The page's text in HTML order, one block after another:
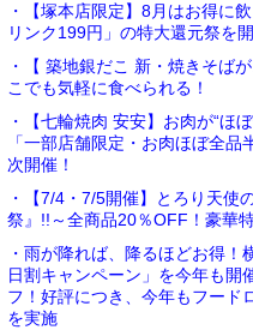
・【塚本店限定】8月はお得に
リンク199円」の特大還元祭を
・【 築地銀だこ 新・焼きそば
こでも気軽に食べられる！
・【七輪焼肉 安安】お肉が“ほ
「一部店舗限定・お肉ほぼ全
次開催！
・【7/4・7/5開催】とろり天使
祭』!!～全商品20％OFF！豪華
・雨が降れば、降るほどお得
日割キャンペーン」を今年も開
フ！好評につき、今年もフード
を実施